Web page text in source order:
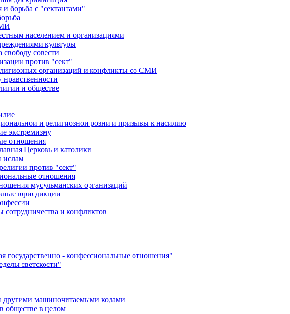
борьба с "сектантами"
населением и организациями
культуры
свободу совести
против "сект"
организаций и конфликты со СМИ
и обществе
и религиозной розни и призывы к насилию
экстремизму
отношения
Церковь и католики
ислам
против "сект"
отношения
мусульманских организаций
юрисдикции
сотрудничества и конфликтов
государственно - конфессиональные отношения"
светскости"
машиночитаемыми кодами
обществе в целом